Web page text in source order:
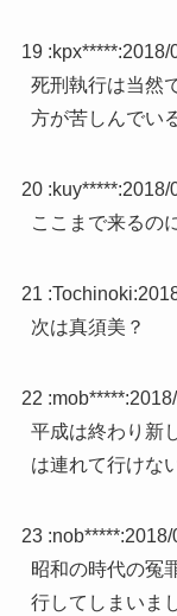
19 :kpx*****:2018/
死刑執行は当然
方が苦しんでい
20 :kuy*****:2018/
ここまで来るの
21 :Tochinoki:
次は真須美？
22 :mob*****:
平成は終わり新
は連れて行けな
23 :nob*****:2018/
昭和の時代の冤
行してしまいま